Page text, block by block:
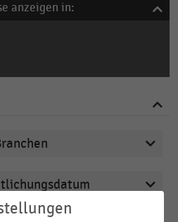
anzeigen in:
Einzelhandel